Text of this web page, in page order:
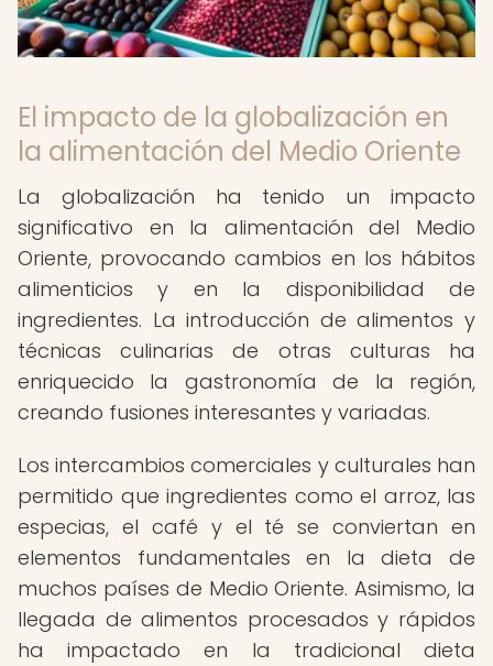
El impacto de la globalización en
la alimentación del Medio Oriente
La globalización ha tenido un impacto
significativo en la alimentación del Medio
Oriente, provocando cambios en los hábitos
alimenticios y en la disponibilidad de
ingredientes. La introducción de alimentos y
técnicas culinarias de otras culturas ha
enriquecido la gastronomía de la región,
creando fusiones interesantes y variadas.
Los intercambios comerciales y culturales han
permitido que ingredientes como el arroz, las
especias, el café y el té se conviertan en
elementos fundamentales en la dieta de
muchos países de Medio Oriente. Asimismo, la
llegada de alimentos procesados y rápidos
ha impactado en la tradicional dieta